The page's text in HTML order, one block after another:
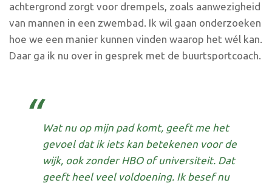
achtergrond zorgt voor drempels, zoals aanwezigheid
van mannen in een zwembad. Ik wil gaan onderzoeken
hoe we een manier kunnen vinden waarop het wél kan.
Daar ga ik nu over in gesprek met de buurtsportcoach.
Wat nu op mijn pad komt, geeft me het
gevoel dat ik iets kan betekenen voor de
wijk, ook zonder HBO of universiteit. Dat
geeft heel veel voldoening. Ik besef nu